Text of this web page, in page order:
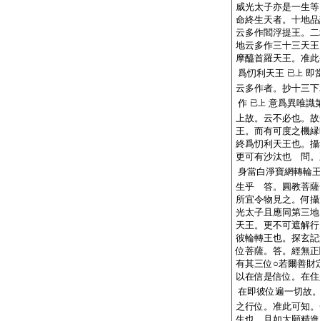
威光太子亦是一生
命終生天者。十地
云多作閻浮提王。
地云多作三十三天
摩醯首羅天王。准
爲忉利天王 已上 即
云多作者。抄十三
作 已上 意爲異唯識
上故。云不必也。
王。而有可度之機
終爲忉利天王也。
更可有沙汰也 問。
身當白淨寶網轉輪
生乎 答。圓教菩薩
所宜令物見之。何
光太子且應同第三
天王。更不可遮解
彼輪轉王也。探玄
位菩薩。答。經無
有其三位○若爾善財
以在信是信位。在
在即彼位遍一切故
之行位。准此可知